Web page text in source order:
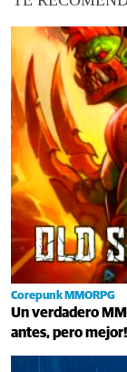
Corepunk MMORPG
Un verdadero
antes, pero mejor!